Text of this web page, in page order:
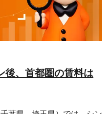
後、首都圏の賃料は